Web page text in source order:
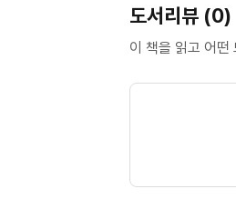
도서리뷰 (0)
이 책을 읽고 어떤